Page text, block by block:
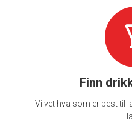
Finn
Vi vet hva som er best til